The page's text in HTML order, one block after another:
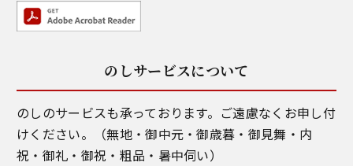
のしサービスについて
のしのサービスも承っております。ご遠慮なくお申し付
けください。（無地・御中元・御歳暮・御見舞・内
祝・御礼・御祝・粗品・暑中伺い）